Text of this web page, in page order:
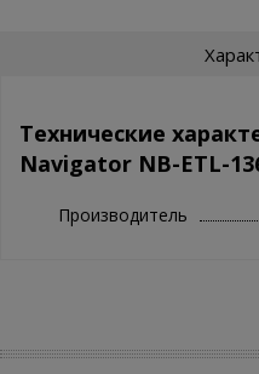
Технические
Navigator NB-ETL-
Производитель